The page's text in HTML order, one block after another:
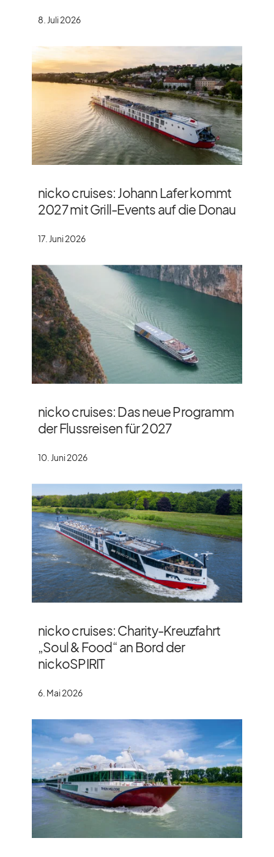
8. Juli 2026
nicko cruises: Johann Lafer kommt
2027 mit Grill-Events auf die Donau
17. Juni 2026
nicko cruises: Das neue Programm
der Flussreisen für 2027
10. Juni 2026
nicko cruises: Charity-Kreuzfahrt
„Soul & Food“ an Bord der
nickoSPIRIT
6. Mai 2026